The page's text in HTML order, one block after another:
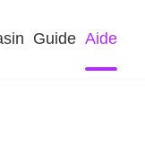
Guide Aide